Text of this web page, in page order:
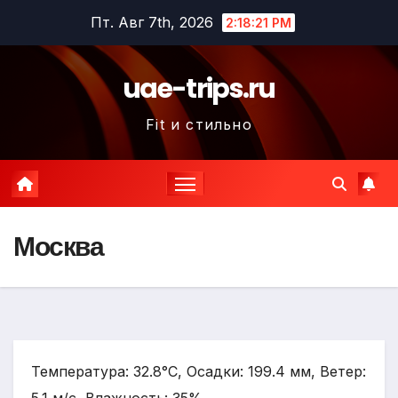
содержимому
Пт. Авг 7th, 2026 2:18:22 PM
uae-trips.ru
Fit и стильно
Москва
Температура: 32.8°C, Осадки: 199.4 мм, Ветер: